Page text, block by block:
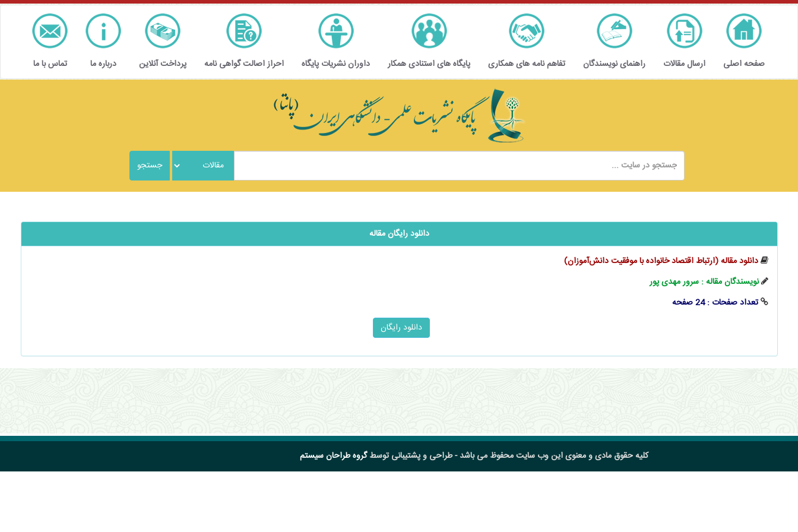
صفحه اصلی ارسال مقالات راهنمای نویسندگان تفاهم نامه های همکاری پایگاه های استنادی همکار داوران نشریات پایگاه احراز اصالت گواهی نامه پرداخت آنلاین درباره ما تماس با ما
دانلود رایگان مقاله
دانلود مقاله (ارتباط اقتصاد خانواده با موفقیت ‌‌‌‌دانش‌آموزان)
نویسندگان مقاله : سرور مهدی‌ پور
تعداد صفحات : 24 صفحه
کلیه حقوق مادی و معنوی این وب سایت محفوظ می باشد - طراحی و پشتیبانی توسطگروه طراحان سیستم